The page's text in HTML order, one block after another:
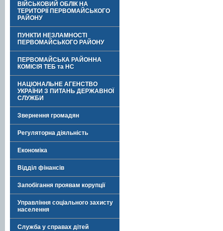
ВІЙСЬКОВИЙ ОБЛІК НА
ТЕРИТОРІЇ ПЕРВОМАЙСЬКОГО
РАЙОНУ
ПУНКТИ НЕЗЛАМНОСТІ
ПЕРВОМАЙСЬКОГО РАЙОНУ
ПЕРВОМАЙСЬКА РАЙОННА
КОМІСІЯ ТЕБ та НС
НАЦІОНАЛЬНЕ АГЕНСТВО
УКРАЇНИ З ПИТАНЬ ДЕРЖАВНОЇ
СЛУЖБИ
Звернення громадян
Регуляторна діяльність
Економіка
Відділ фінансів
Запобігання проявам корупції
Управління соціального захисту
населення
Служба у справах дітей